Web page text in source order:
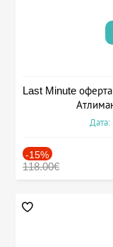
Last Minute
-15%
118.00€